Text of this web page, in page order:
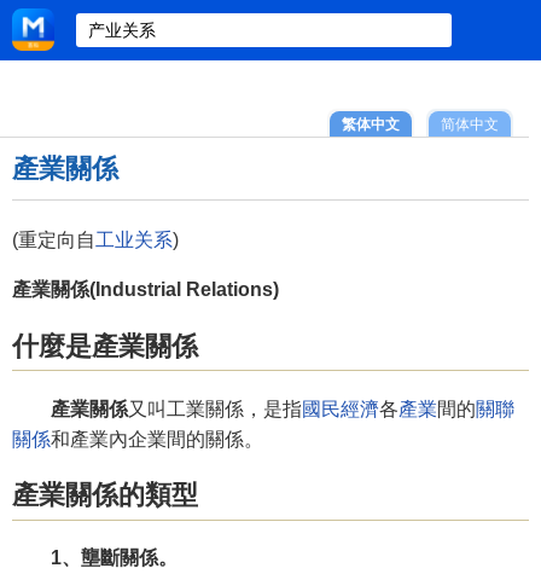
简体中文
繁体中文
產業關係
(重定向自工业关系)
產業關係(Industrial Relations)
什麼是產業關係
產業關係又叫工業關係，是指國民經濟各產業間的關聯
關係和產業內企業間的關係。
產業關係的類型
1、壟斷關係。